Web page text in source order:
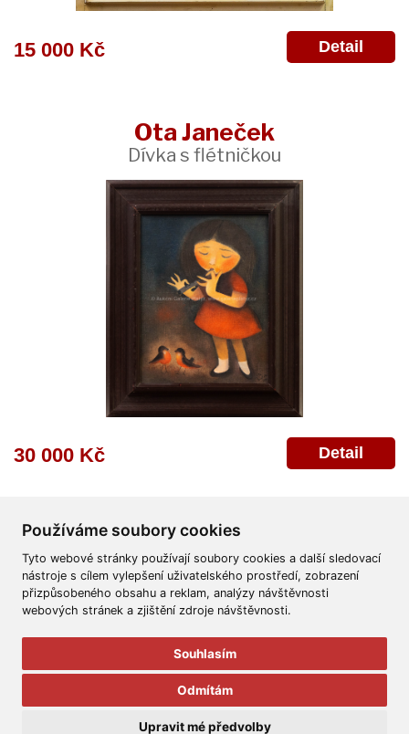
Používáme soubory cookies
Tyto webové stránky používají soubory cookies a další sledovací
nástroje s cílem vylepšení uživatelského prostředí, zobrazení
přizpůsobeného obsahu a reklam, analýzy návštěvnosti
webových stránek a zjištění zdroje návštěvnosti.
Souhlasím
Odmítám
Upravit mé předvolby
15 000 Kč Detail
Ota Janeček
Dívka s flétničkou
30 000 Kč Detail
Všeobecné obchodní podmínky Reklamační řád
Ochrana osobních údajů
Aukční Galerie Platýz
Všechna práva vyhrazena.